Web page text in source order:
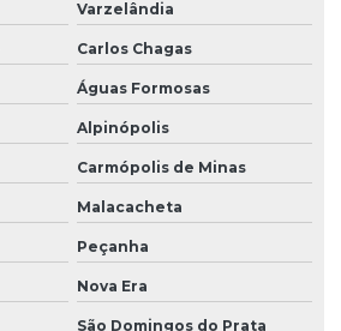
Varzelândia
Carlos Chagas
Águas Formosas
Alpinópolis
Carmópolis de Minas
Malacacheta
Peçanha
Nova Era
São Domingos do Prata